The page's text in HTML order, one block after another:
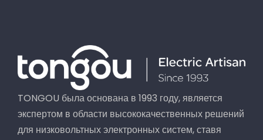
TONGOU была основана в 1993 году, является
экспертом в области высококачественных решений
для низковольтных электронных систем, ставя